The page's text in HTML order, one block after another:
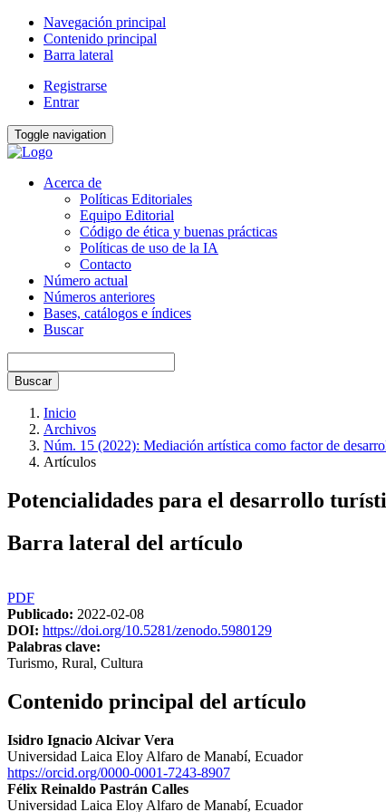
Navegación principal
Contenido principal
Barra lateral
Registrarse
Entrar
Toggle navigation
Acerca de
Políticas Editoriales
Equipo Editorial
Código de ética y buenas prácticas
Políticas de uso de la IA
Contacto
Número actual
Números anteriores
Bases, catálogos e índices
Buscar
Buscar
Inicio
Archivos
Núm. 15 (2022): Mediación artística como factor de
Artículos
Potencialidades para el desarrollo
Barra lateral del artículo
PDF
Publicado: 2022-02-08
DOI: https://doi.org/10.5281/zenodo.5980129
Palabras clave:
Turismo, Rural, Cultura
Contenido principal del artículo
Isidro Ignacio Alcivar Vera
Universidad Laica Eloy Alfaro de Manabí, Ecuador
https://orcid.org/0000-0001-7243-8907
Félix Reinaldo Pastrán Calles
Universidad Laica Eloy Alfaro de Manabí, Ecuador